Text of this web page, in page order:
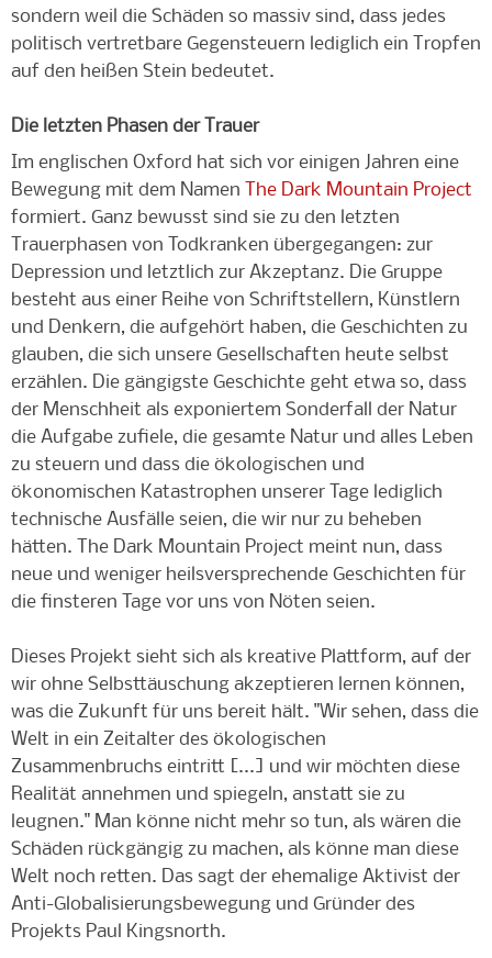
sondern weil die Schäden so massiv sind, dass jedes
politisch vertretbare Gegensteuern lediglich ein Tropfen
auf den heißen Stein bedeutet.
Die letzten Phasen der Trauer
Im englischen Oxford hat sich vor einigen Jahren eine
Bewegung mit dem Namen
The Dark Mountain Project
formiert. Ganz bewusst sind sie zu den letzten
Trauerphasen von Todkranken übergegangen: zur
Depression und letztlich zur Akzeptanz. Die Gruppe
besteht aus einer Reihe von Schriftstellern, Künstlern
und Denkern, die aufgehört haben, die Geschichten zu
glauben, die sich unsere Gesellschaften heute selbst
erzählen. Die gängigste Geschichte geht etwa so, dass
der Menschheit als exponiertem Sonderfall der Natur
die Aufgabe zufiele, die gesamte Natur und alles Leben
zu steuern und dass die ökologischen und
ökonomischen Katastrophen unserer Tage lediglich
technische Ausfälle seien, die wir nur zu beheben
hätten. The Dark Mountain Project meint nun, dass
neue und weniger heilsversprechende Geschichten für
die finsteren Tage vor uns von Nöten seien.
Dieses Projekt sieht sich als kreative Plattform, auf der
wir ohne Selbsttäuschung akzeptieren lernen können,
was die Zukunft für uns bereit hält. "Wir sehen, dass die
Welt in ein Zeitalter des ökologischen
Zusammenbruchs eintritt [...] und wir möchten diese
Realität annehmen und spiegeln, anstatt sie zu
leugnen." Man könne nicht mehr so tun, als wären die
Schäden rückgängig zu machen, als könne man diese
Welt noch retten. Das sagt der ehemalige Aktivist der
Anti-Globalisierungsbewegung und Gründer des
Projekts Paul Kingsnorth.